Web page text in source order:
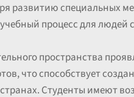
развитию специальных
процесс для
пространства
что способствует
Студенты имеют